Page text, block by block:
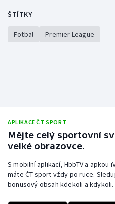
Sportovní střelba
Stolní tenis
Volejbal
ŠTÍTKY
Fotbal Premier League
APLIKACE ČT SPORT
Mějte celý sportovní
velké obrazovce.
S mobilní aplikací, HbbTV a apkou
máte ČT sport vždy po ruce.
bonusový obsah kdekoli a kdykoli.